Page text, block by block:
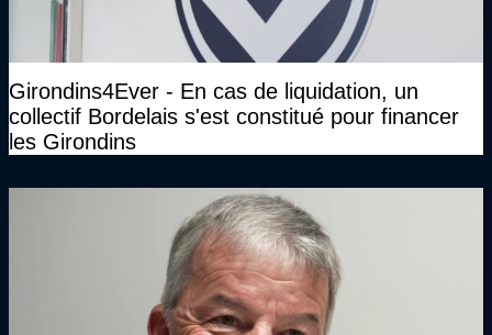
Girondins4Ever - En cas de liquidation, un
collectif Bordelais s'est constitué pour financer
les Girondins